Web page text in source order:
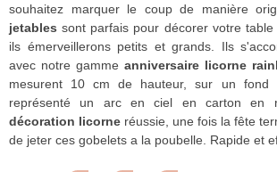
souhaitez marquer le coup de manière
jetables sont parfais pour décorer votre table
ils émerveillerons petits et grands. Ils
avec notre gamme anniversaire licorne
mesurent 10 cm de hauteur, sur un fond
représenté un arc en ciel en carton en
décoration licorne réussie, une fois la fête
de jeter ces gobelets a la poubelle. Rapide et